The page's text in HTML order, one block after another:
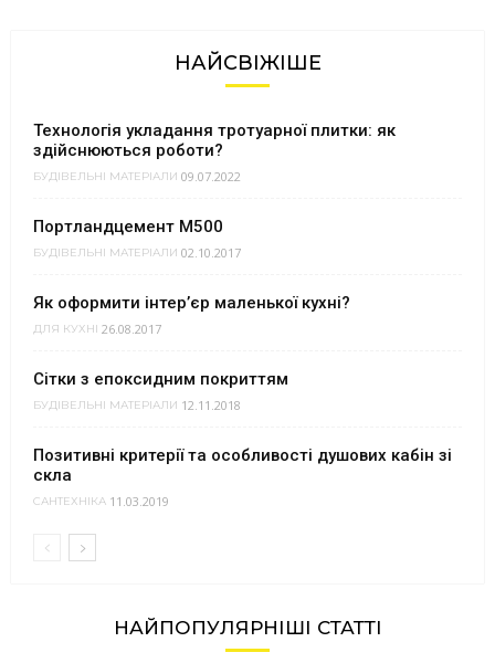
НАЙСВІЖІШЕ
Технологія укладання тротуарної плитки: як
здійснюються роботи?
БУДІВЕЛЬНІ МАТЕРІАЛИ 09.07.2022
Портландцемент М500
БУДІВЕЛЬНІ МАТЕРІАЛИ 02.10.2017
Як оформити інтер’єр маленької кухні?
ДЛЯ КУХНІ 26.08.2017
Сітки з епоксидним покриттям
БУДІВЕЛЬНІ МАТЕРІАЛИ 12.11.2018
Позитивні критерії та особливості душових кабін зі
скла
САНТЕХНІКА 11.03.2019
НАЙПОПУЛЯРНІШІ СТАТТІ